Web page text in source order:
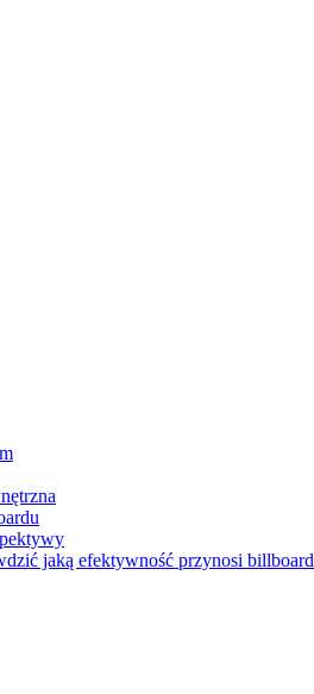
jaką efektywność przynosi billboard